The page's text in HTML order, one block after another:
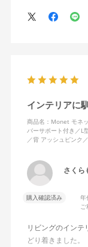
いますが、やや
か。
インテリアに
商品名：Monet モネ
バーサポート付き／L
／背 アッシュピンク
さくら
購入確認済み 年
ご
リビングのイン
どり着きました。